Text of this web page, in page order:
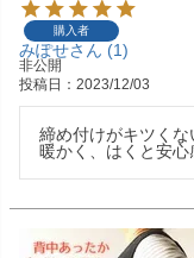
購入者
みぽせ 1
非公開
投稿日
2023/12/03
締め付けがキツくな
暖かく、はくと安心